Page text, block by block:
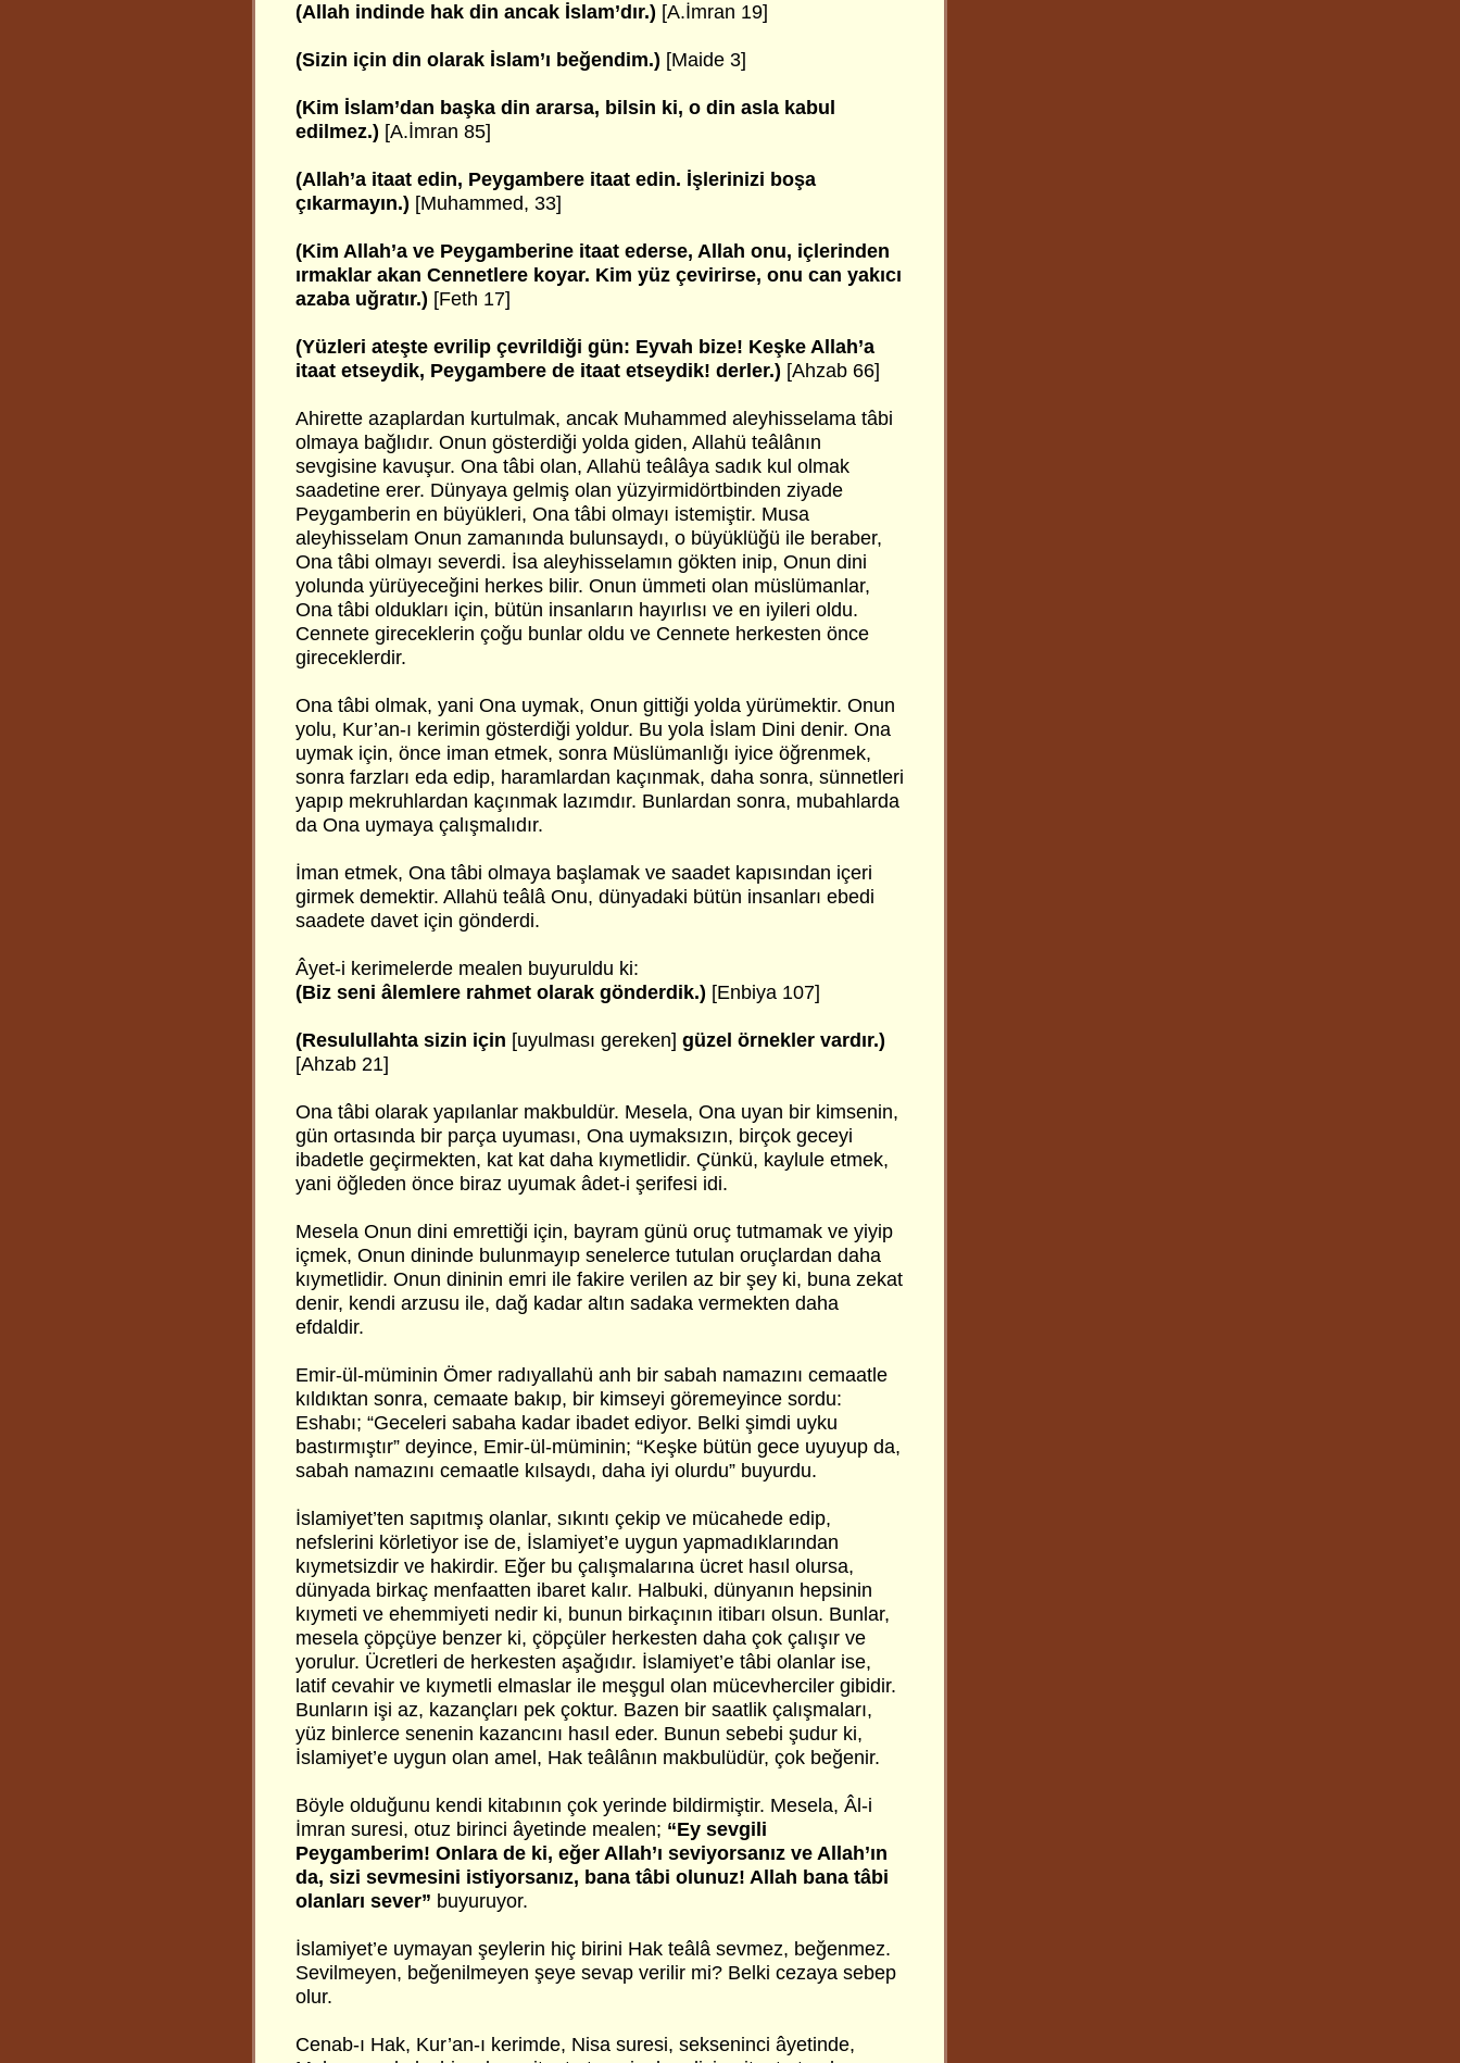
(Allah indinde hak din ancak İslam’dır.) [A.İmran 19]
(Sizin için din olarak İslam’ı beğendim.) [Maide 3]
(Kim İslam’dan başka din ararsa, bilsin ki, o din asla kabul
edilmez.) [A.İmran 85]
(Allah’a itaat edin, Peygambere itaat edin. İşlerinizi boşa
çıkarmayın.) [Muhammed, 33]
(Kim Allah’a ve Peygamberine itaat ederse, Allah onu, içlerinden
ırmaklar akan Cennetlere koyar. Kim yüz çevirirse, onu can yakıcı
azaba uğratır.) [Feth 17]
(Yüzleri ateşte evrilip çevrildiği gün: Eyvah bize! Keşke Allah’a
itaat etseydik, Peygambere de itaat etseydik! derler.) [Ahzab 66]
Ahirette azaplardan kurtulmak, ancak Muhammed aleyhisselama tâbi
olmaya bağlıdır. Onun gösterdiği yolda giden, Allahü teâlânın
sevgisine kavuşur. Ona tâbi olan, Allahü teâlâya sadık kul olmak
saadetine erer. Dünyaya gelmiş olan yüzyirmidörtbinden ziyade
Peygamberin en büyükleri, Ona tâbi olmayı istemiştir. Musa
aleyhisselam Onun zamanında bulunsaydı, o büyüklüğü ile beraber,
Ona tâbi olmayı severdi. İsa aleyhisselamın gökten inip, Onun dini
yolunda yürüyeceğini herkes bilir. Onun ümmeti olan müslümanlar,
Ona tâbi oldukları için, bütün insanların hayırlısı ve en iyileri oldu.
Cennete gireceklerin çoğu bunlar oldu ve Cennete herkesten önce
gireceklerdir.
Ona tâbi olmak, yani Ona uymak, Onun gittiği yolda yürümektir. Onun
yolu, Kur’an-ı kerimin gösterdiği yoldur. Bu yola İslam Dini denir. Ona
uymak için, önce iman etmek, sonra Müslümanlığı iyice öğrenmek,
sonra farzları eda edip, haramlardan kaçınmak, daha sonra, sünnetleri
yapıp mekruhlardan kaçınmak lazımdır. Bunlardan sonra, mubahlarda
da Ona uymaya çalışmalıdır.
İman etmek, Ona tâbi olmaya başlamak ve saadet kapısından içeri
girmek demektir. Allahü teâlâ Onu, dünyadaki bütün insanları ebedi
saadete davet için gönderdi.
Âyet-i kerimelerde mealen buyuruldu ki:
(Biz seni âlemlere rahmet olarak gönderdik.) [Enbiya 107]
(Resulullahta sizin için [uyulması gereken] güzel örnekler vardır.)
[Ahzab 21]
Ona tâbi olarak yapılanlar makbuldür. Mesela, Ona uyan bir kimsenin,
gün ortasında bir parça uyuması, Ona uymaksızın, birçok geceyi
ibadetle geçirmekten, kat kat daha kıymetlidir. Çünkü, kaylule etmek,
yani öğleden önce biraz uyumak âdet-i şerifesi idi.
Mesela Onun dini emrettiği için, bayram günü oruç tutmamak ve yiyip
içmek, Onun dininde bulunmayıp senelerce tutulan oruçlardan daha
kıymetlidir. Onun dininin emri ile fakire verilen az bir şey ki, buna zekat
denir, kendi arzusu ile, dağ kadar altın sadaka vermekten daha
efdaldir.
Emir-ül-müminin Ömer radıyallahü anh bir sabah namazını cemaatle
kıldıktan sonra, cemaate bakıp, bir kimseyi göremeyince sordu:
Eshabı; “Geceleri sabaha kadar ibadet ediyor. Belki şimdi uyku
bastırmıştır” deyince, Emir-ül-müminin; “Keşke bütün gece uyuyup da,
sabah namazını cemaatle kılsaydı, daha iyi olurdu” buyurdu.
İslamiyet’ten sapıtmış olanlar, sıkıntı çekip ve mücahede edip,
nefslerini körletiyor ise de, İslamiyet’e uygun yapmadıklarından
kıymetsizdir ve hakirdir. Eğer bu çalışmalarına ücret hasıl olursa,
dünyada birkaç menfaatten ibaret kalır. Halbuki, dünyanın hepsinin
kıymeti ve ehemmiyeti nedir ki, bunun birkaçının itibarı olsun. Bunlar,
mesela çöpçüye benzer ki, çöpçüler herkesten daha çok çalışır ve
yorulur. Ücretleri de herkesten aşağıdır. İslamiyet’e tâbi olanlar ise,
latif cevahir ve kıymetli elmaslar ile meşgul olan mücevherciler gibidir.
Bunların işi az, kazançları pek çoktur. Bazen bir saatlik çalışmaları,
yüz binlerce senenin kazancını hasıl eder. Bunun sebebi şudur ki,
İslamiyet’e uygun olan amel, Hak teâlânın makbulüdür, çok beğenir.
Böyle olduğunu kendi kitabının çok yerinde bildirmiştir. Mesela, Âl-i
İmran suresi, otuz birinci âyetinde mealen; “Ey sevgili
Peygamberim! Onlara de ki, eğer Allah’ı seviyorsanız ve Allah’ın
da, sizi sevmesini istiyorsanız, bana tâbi olunuz! Allah bana tâbi
olanları sever” buyuruyor.
İslamiyet’e uymayan şeylerin hiç birini Hak teâlâ sevmez, beğenmez.
Sevilmeyen, beğenilmeyen şeye sevap verilir mi? Belki cezaya sebep
olur.
Cenab-ı Hak, Kur’an-ı kerimde, Nisa suresi, sekseninci âyetinde,